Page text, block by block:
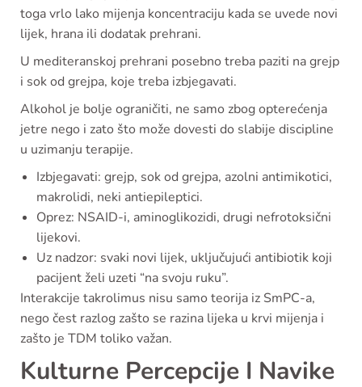
toga vrlo lako mijenja koncentraciju kada se uvede novi
lijek, hrana ili dodatak prehrani.
U mediteranskoj prehrani posebno treba paziti na grejp
i sok od grejpa, koje treba izbjegavati.
Alkohol je bolje ograničiti, ne samo zbog opterećenja
jetre nego i zato što može dovesti do slabije discipline
u uzimanju terapije.
Izbjegavati: grejp, sok od grejpa, azolni antimikotici,
makrolidi, neki antiepileptici.
Oprez: NSAID-i, aminoglikozidi, drugi nefrotoksični
lijekovi.
Uz nadzor: svaki novi lijek, uključujući antibiotik koji
pacijent želi uzeti “na svoju ruku”.
Interakcije takrolimus nisu samo teorija iz SmPC-a,
nego čest razlog zašto se razina lijeka u krvi mijenja i
zašto je TDM toliko važan.
Kulturne Percepcije I Navike